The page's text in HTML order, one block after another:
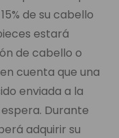
de su cabello
estará
de cabello o
cuenta que una
enviada a la
Durante
adquirir su